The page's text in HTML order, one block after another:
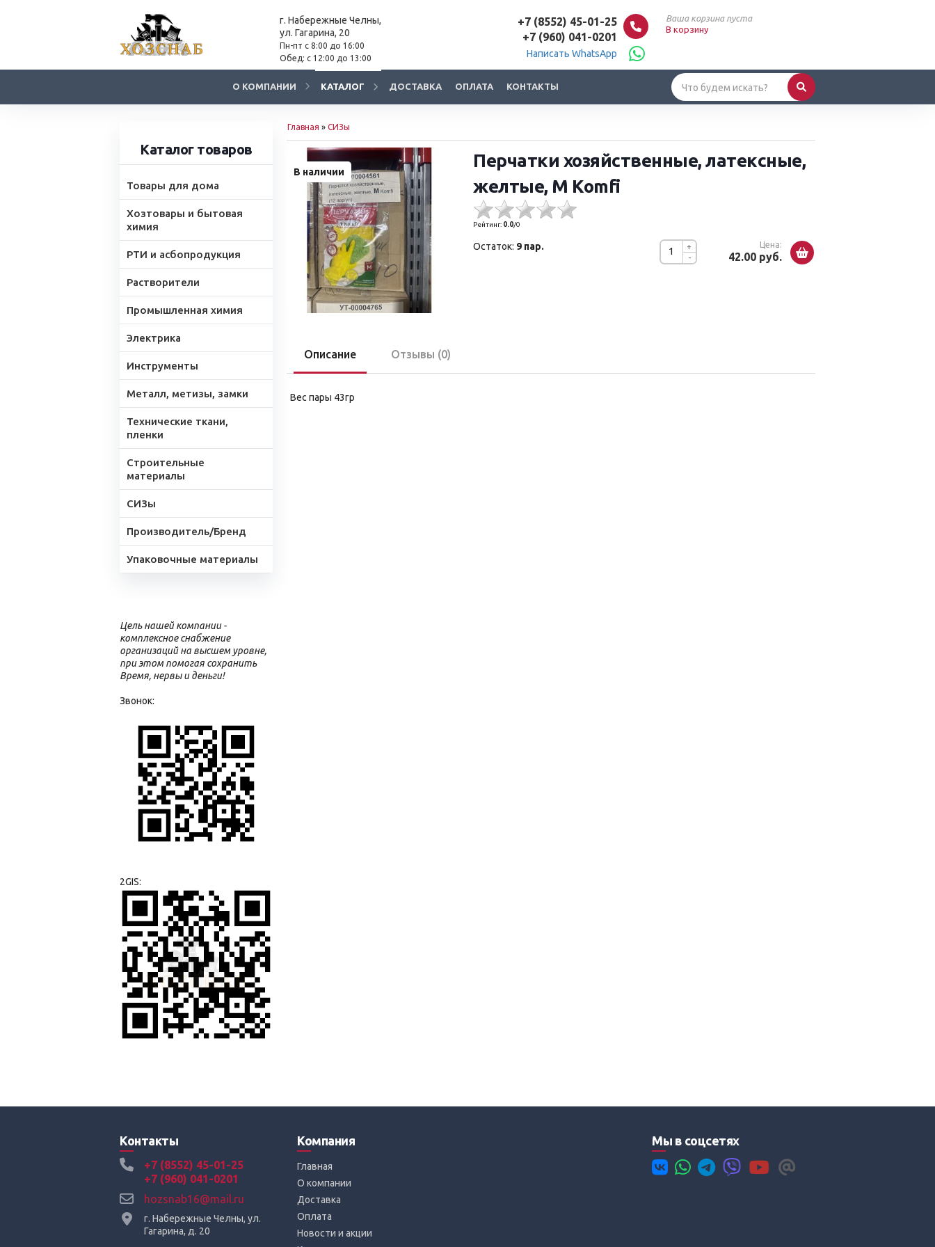
г. Набережные Челны,
ул. Гагарина, 20
Пн-пт с 8:00 до 16:00
Обед: с 12:00 до 13:00
+7 (8552) 45-01-25
+7 (960) 041-0201
Написать WhatsApp
Ваша корзина пуста
В корзину
О КОМПАНИИ КАТАЛОГ ДОСТАВКА ОПЛАТА КОНТАКТЫ
Каталог товаров
Товары для дома
Хозтовары и бытовая
химия
РТИ и асбопродукция
Растворители
Промышленная химия
Электрика
Инструменты
Металл, метизы, замки
Технические ткани,
пленки
Строительные
материалы
СИЗы
Производитель/Бренд
Упаковочные материалы
Цель нашей компании -
комплексное снабжение
организаций на высшем уровне,
при этом помогая сохранить
Время, нервы и деньги!
Звонок:
2GIS:
Главная » СИЗы
В наличии
Перчатки хозяйственные, латексные,
желтые, М Komfi
Рейтинг: 0.0/0
-
+ Цена:
42.00 руб.
Остаток: 9 пар.
Описание Отзывы (0)
Вес пары 43гр
Контакты
+7 (8552) 45-01-25
+7 (960) 041-0201
hozsnab16@mail.ru
г. Набережные Челны, ул.
Гагарина, д. 20
Компания
Главная
О компании
Доставка
Оплата
Новости и акции
Мы в соцсетях